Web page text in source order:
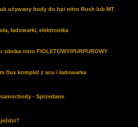
używany body do hpi nitro Rush lub MT
ładowarki, elektronika
silnika nitro FIOLETOWY/PURPUROWY
flux komplet z acu i ładowarka
- Sprzedane